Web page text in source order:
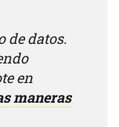
de datos.
en
maneras